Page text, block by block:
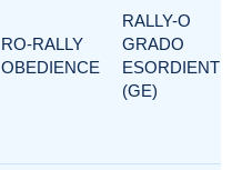
RO-RALLY
OBEDIENCE
RALLY-O
GRADO
ESORDIENTI
(GE)